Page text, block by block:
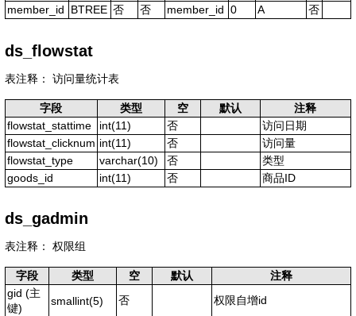
member_id
BTREE 否 否 member_id 0 A 否
ds_flowstat
表注释： 访问量统计表
字段 类型 空 默认
注释
flowstat_stattime
int(11) 否
访问日期
flowstat_clicknum int(11) 否
访问量
flowstat_type
varchar(10) 否
类型
goods_id
int(11) 否 商品ID
ds_gadmin
表注释： 权限组
字段 类型 空 默认
注释
gid (主
键)
smallint(5) 否
权限自增id